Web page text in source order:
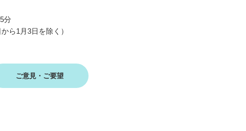
分
ら1月3日を除く）
ご意見・ご要望